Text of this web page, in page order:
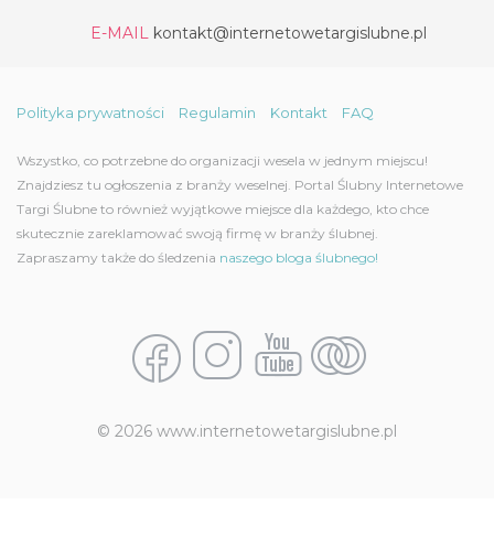
E-MAIL kontakt@internetowetargislubne.pl
Polityka prywatności Regulamin Kontakt FAQ
Wszystko, co potrzebne do organizacji wesela w jednym miejscu!
Znajdziesz tu ogłoszenia z branży weselnej. Portal Ślubny Internetowe
Targi Ślubne to również wyjątkowe miejsce dla każdego, kto chce
skutecznie zareklamować swoją firmę w branży ślubnej.
Zapraszamy także do śledzenia naszego bloga ślubnego!
© 2026 www.internetowetargislubne.pl